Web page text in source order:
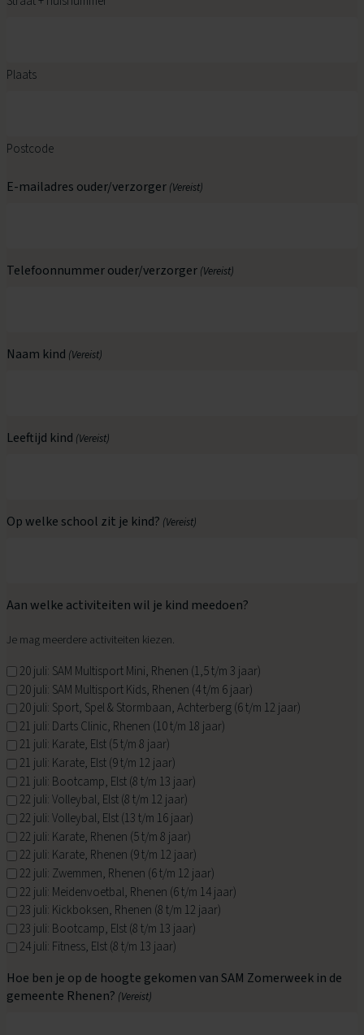
Plaats
Postcode
E-mailadres ouder/verzorger (Vereist)
Telefoonnummer ouder/verzorger (Vereist)
Naam kind (Vereist)
Leeftijd kind (Vereist)
Op welke school zit je kind? (Vereist)
Aan welke activiteiten wil je kind meedoen?
Je mag meerdere activiteiten kiezen.
20 juli: SAM Multisport Mini, Rhenen (1,5 t/m 3 jaar)
20 juli: SAM Multisport Kids, Rhenen (4 t/m 6 jaar)
20 juli: Sport, Spel & Stormbaan, Achterberg (6 t/m 12 jaar)
21 juli: Darts Clinic, Rhenen (10 t/m 18 jaar)
21 juli: Karate, Elst (5 t/m 8 jaar)
21 juli: Karate, Elst (9 t/m 12 jaar)
21 juli: Bootcamp, Elst (8 t/m 13 jaar)
22 juli: Volleybal, Elst (8 t/m 12 jaar)
22 juli: Volleybal, Elst (13 t/m 16 jaar)
22 juli: Karate, Rhenen (5 t/m 8 jaar)
22 juli: Karate, Rhenen (9 t/m 12 jaar)
22 juli: Zwemmen, Rhenen (6 t/m 12 jaar)
22 juli: Meidenvoetbal, Rhenen (6 t/m 14 jaar)
23 juli: Kickboksen, Rhenen (8 t/m 12 jaar)
23 juli: Bootcamp, Elst (8 t/m 13 jaar)
24 juli: Fitness, Elst (8 t/m 13 jaar)
Hoe ben je op de hoogte gekomen van SAM Zomerweek in de
gemeente Rhenen? (Vereist)